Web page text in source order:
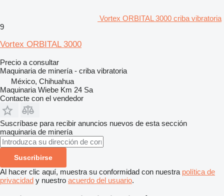
Vortex ORBITAL 3000 criba vibratoria
9
Vortex ORBITAL 3000
Precio a consultar
Maquinaria de minería - criba vibratoria
México, Chihuahua
Maquinaria Wiebe Km 24 Sa
Contacte con el vendedor
Suscríbase para recibir anuncios nuevos de esta sección
maquinaria de minería
Suscribirse
Al hacer clic aquí, muestra su conformidad con nuestra política de
privacidad y nuestro acuerdo del usuario.